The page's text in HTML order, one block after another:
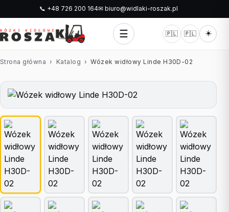
📞 +48 726 200 164✉ biuro@widlaki-roszak.pl
☰ 🇵🇱 🇵🇱 ☀️
Strona główna › Katalog ›Wózek widłowy Linde H30D-02